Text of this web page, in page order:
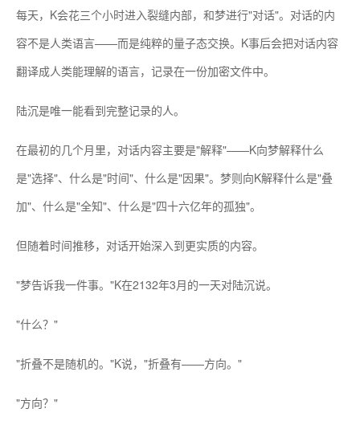
每天，K会花三个小时进入裂缝内部，和梦进行"对话"。对话的内
容不是人类语言——而是纯粹的量子态交换。K事后会把对话内容
翻译成人类能理解的语言，记录在一份加密文件中。
陆沉是唯一能看到完整记录的人。
在最初的几个月里，对话内容主要是"解释"——K向梦解释什么
是"选择"、什么是"时间"、什么是"因果"。梦则向K解释什么是"叠
加"、什么是"全知"、什么是"四十六亿年的孤独"。
但随着时间推移，对话开始深入到更实质的内容。
"梦告诉我一件事。"K在2132年3月的一天对陆沉说。
"什么？"
"折叠不是随机的。"K说，"折叠有——方向。"
"方向？"